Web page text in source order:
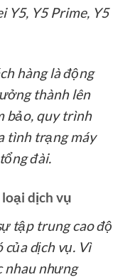
hàng là động
thành lên
bảo, quy trình
tình trạng máy
đài.
dịch vụ
tập trung cao độ
dịch vụ. Vì
nhau nhưng